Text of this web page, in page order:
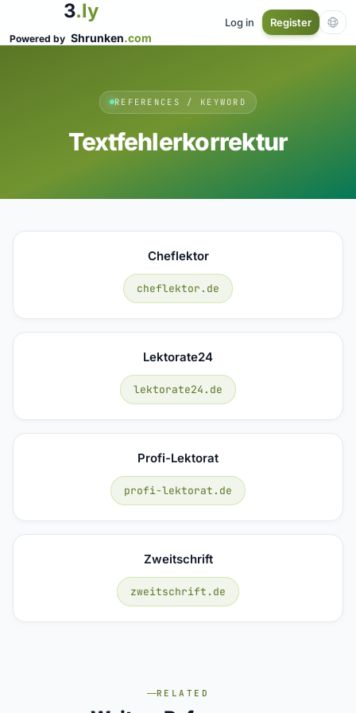
3.ly
Powered by Shrunken.com
Log in Register
REFERENCES / KEYWORD
Textfehlerkorrektur
Cheflektor
cheflektor.de
Lektorate24
lektorate24.de
Profi-Lektorat
profi-lektorat.de
Zweitschrift
zweitschrift.de
RELATED